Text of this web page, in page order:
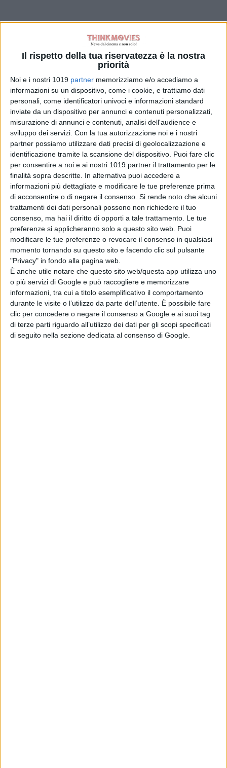
Il rispetto della tua riservatezza è la nostra
priorità
Noi e i nostri 1019 partner memorizziamo e/o accediamo a
informazioni su un dispositivo, come i cookie, e trattiamo dati
personali, come identificatori univoci e informazioni standard
inviate da un dispositivo per annunci e contenuti personalizzati,
misurazione di annunci e contenuti, analisi dell'audience e
sviluppo dei servizi. Con la tua autorizzazione noi e i nostri
partner possiamo utilizzare dati precisi di geolocalizzazione e
identificazione tramite la scansione del dispositivo. Puoi fare clic
per consentire a noi e ai nostri 1019 partner il trattamento per le
finalità sopra descritte. In alternativa puoi accedere a
informazioni più dettagliate e modificare le tue preferenze prima
di acconsentire o di negare il consenso. Si rende noto che alcuni
trattamenti dei dati personali possono non richiedere il tuo
consenso, ma hai il diritto di opporti a tale trattamento. Le tue
preferenze si applicheranno solo a questo sito web. Puoi
modificare le tue preferenze o revocare il consenso in qualsiasi
momento tornando su questo sito e facendo clic sul pulsante
"Privacy" in fondo alla pagina web.
È anche utile notare che questo sito web/questa app utilizza uno
o più servizi di Google e può raccogliere e memorizzare
informazioni, tra cui a titolo esemplificativo il comportamento
durante le visite o l’utilizzo da parte dell’utente. È possibile fare
clic per concedere o negare il consenso a Google e ai suoi tag
di terze parti riguardo all’utilizzo dei dati per gli scopi specificati
di seguito nella sezione dedicata al consenso di Google.